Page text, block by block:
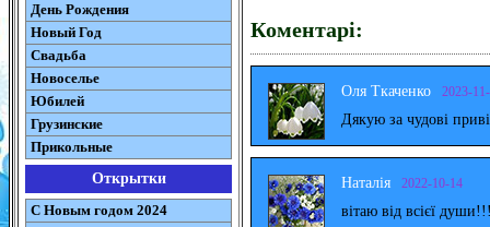
День Рождения
Новый Год
Свадьба
Новоселье
Юбилей
Грузинские
Прикольные
Открытки
С Новым годом 2024
Коментарі:
Оля Ткаченко 2023-
Дякую за чудові
Наталія 2022-10-14
вітаю від всієї